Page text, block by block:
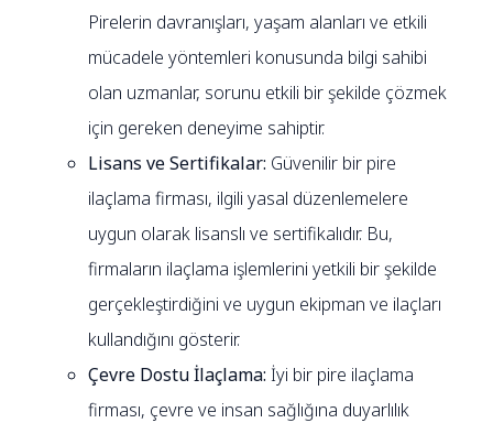
Pirelerin davranışları, yaşam alanları ve etkili
mücadele yöntemleri konusunda bilgi sahibi
olan uzmanlar, sorunu etkili bir şekilde çözmek
için gereken deneyime sahiptir.
Lisans ve Sertifikalar: Güvenilir bir pire
ilaçlama firması, ilgili yasal düzenlemelere
uygun olarak lisanslı ve sertifikalıdır. Bu,
firmaların ilaçlama işlemlerini yetkili bir şekilde
gerçekleştirdiğini ve uygun ekipman ve ilaçları
kullandığını gösterir.
Çevre Dostu İlaçlama: İyi bir pire ilaçlama
firması, çevre ve insan sağlığına duyarlılık